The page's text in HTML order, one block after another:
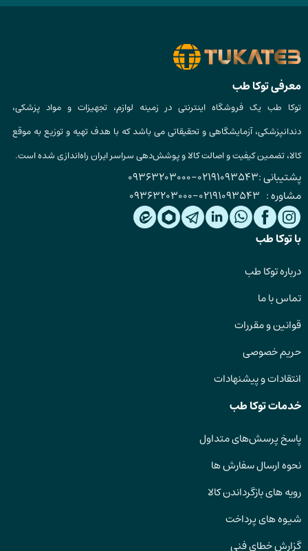
معرفی توکا طب
توکا طب یک فروشگاه اینترنتی در زمینه لوازم، تجهیزات و مواد پزشکی،
دندانپزشکی، آزمایشگاهی و تحقیقاتی می باشد که با هدف تهیه و توزیع به موقع
کالا، تضمین کیفیت و اصالت کالا و پوشش‌دهی سراسر ایران راه‌اندازی شده است.
پشتیبانی :02191093543
-
09363203000
مشاوره : 02191093543
-
09363203000
با توکا طب
درباره توکا طب
تماس با ما
قوانین و مقررات
حریم خصوصی
انتقادات و پیشنهادات
خدمات توکا طب
پاسخ پرسش‌های متداول
نحوه ارسال سفارش ها
رویه های بازگرداندن کالا
شیوه های پرداخت
گزارش خطای فنی